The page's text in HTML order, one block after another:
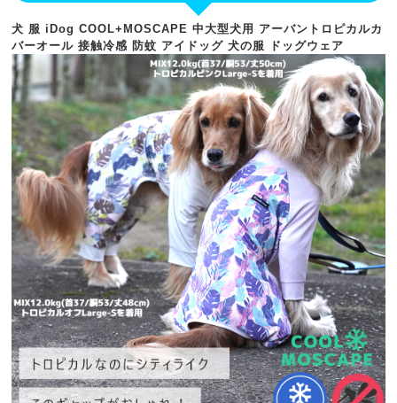
犬 服 iDog COOL+MOSCAPE 中大型犬用 アーバントロピカルカ
バーオール 接触冷感 防蚊 アイドッグ 犬の服 ドッグウェア